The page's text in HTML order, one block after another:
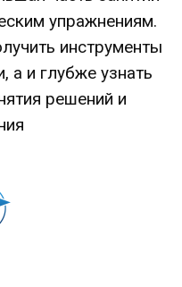
упражнениям.
инструменты
а и глубже узнать
решений и